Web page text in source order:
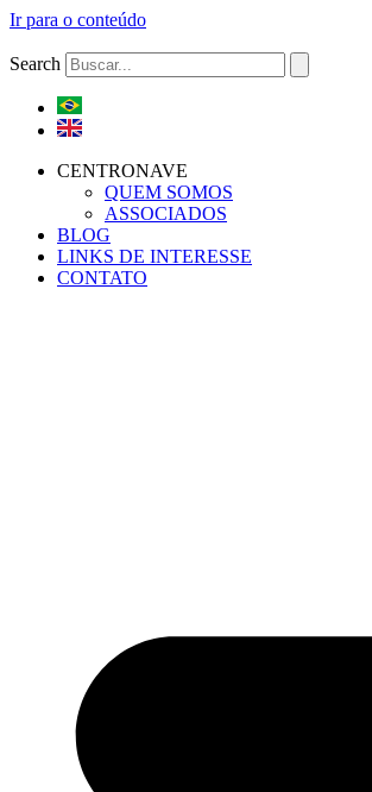
Ir para o conteúdo
Search
CENTRONAVE
QUEM SOMOS
ASSOCIADOS
BLOG
LINKS DE INTERESSE
CONTATO